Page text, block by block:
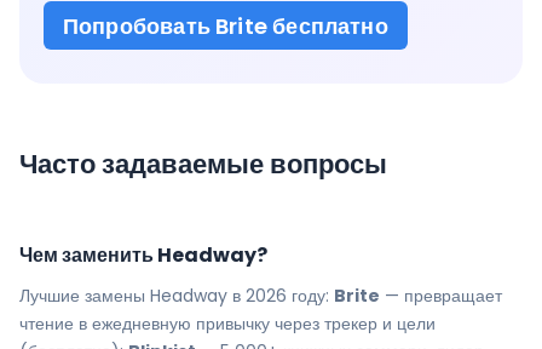
Попробовать Brite бесплатно
Часто задаваемые вопросы
Чем заменить Headway?
Лучшие замены Headway в 2026 году: Brite — превращает
чтение в ежедневную привычку через трекер и цели